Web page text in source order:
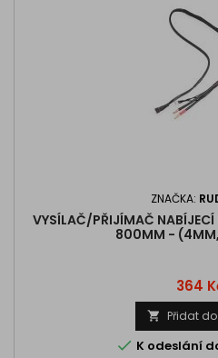
ZNAČKA:
VYSÍLAČ/PŘIJÍMAČ
800MM -
Cena
364
 Přidat
 K odeslání